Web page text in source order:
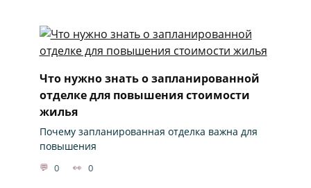
Что нужно знать о запланированной
отделке для повышения стоимости
жилья
Почему запланированная отделка важна для
повышения
0 0